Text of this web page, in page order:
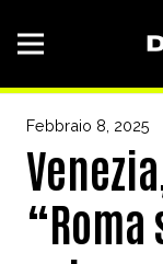
Febbraio 8, 2025
“Roma